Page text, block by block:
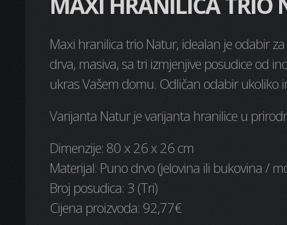
Maxi hranilica trio Natur, idealan je odabir
drva, masiva, sa tri izmjenjive posudice od
ukras Vašem domu. Odličan odabir ukoliko
Varijanta Natur je varijanta hranilice u
Dimenzije: 80 x 26 x 26 cm
Materijal: Puno drvo (jelovina ili bukovina /
Broj posudica: 3 (Tri)
Cijena proizvoda: 92,77€